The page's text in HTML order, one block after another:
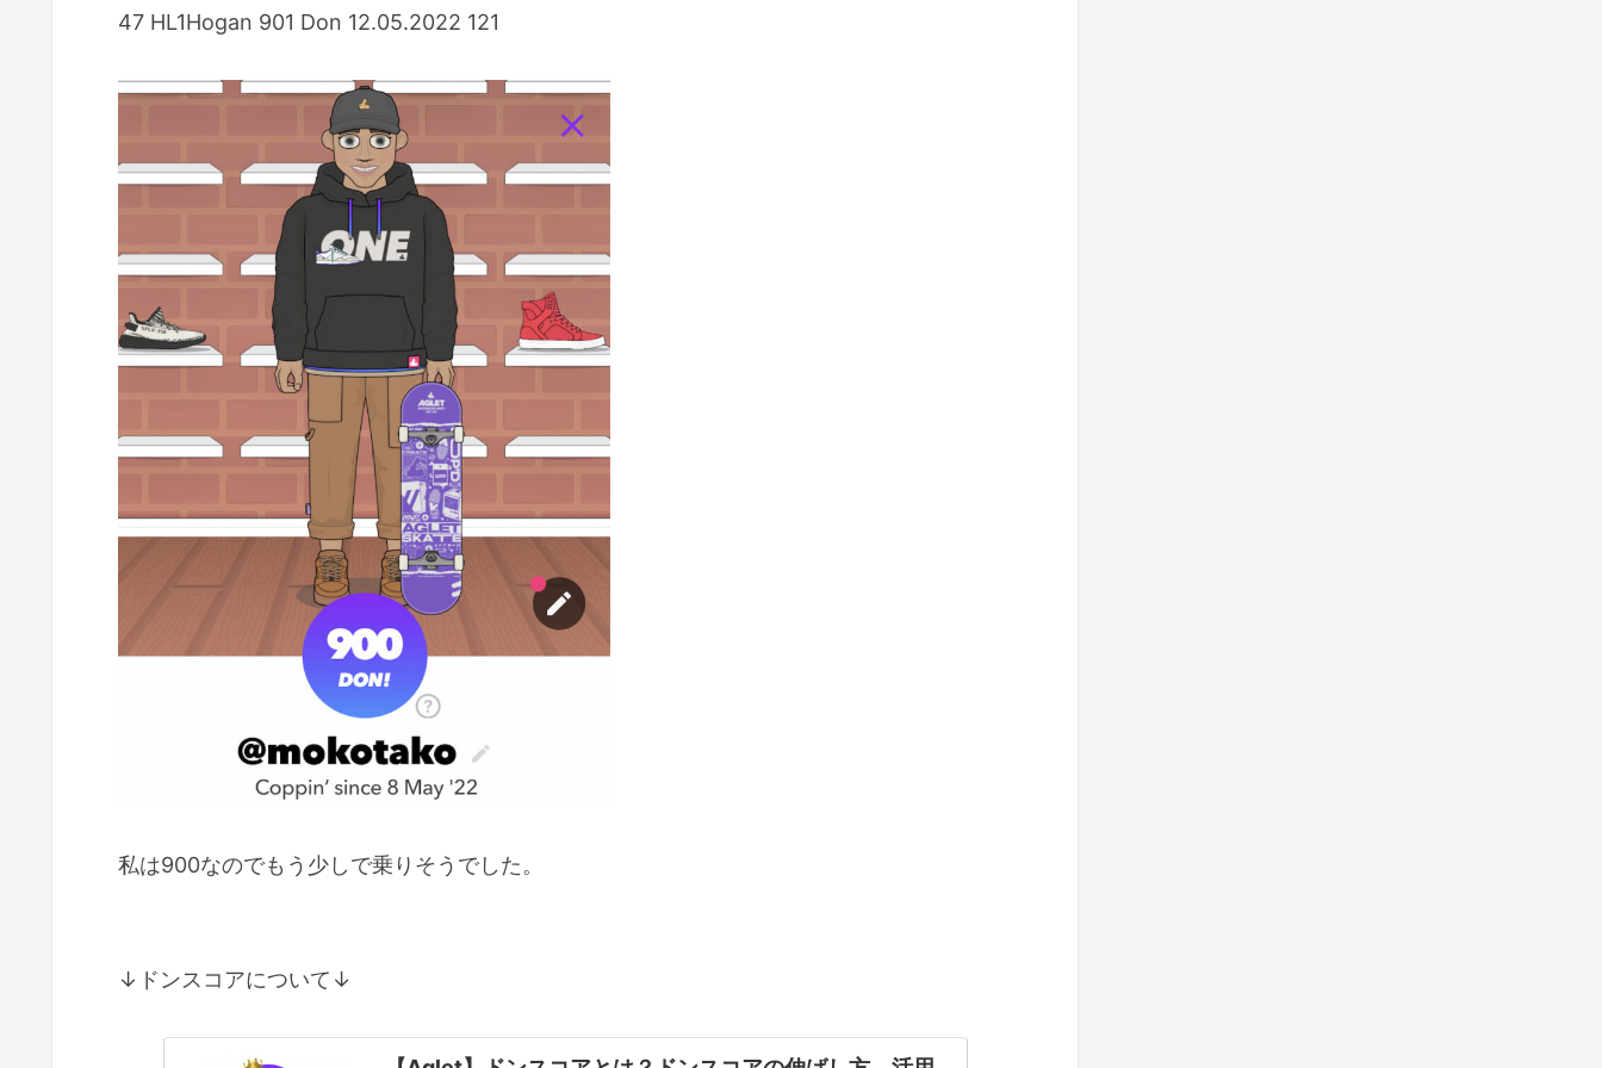
47 HL1Hogan 901 Don 12.05.2022 121
私は900なのでもう少しで乗りそうでした。
↓ドンスコアについて↓